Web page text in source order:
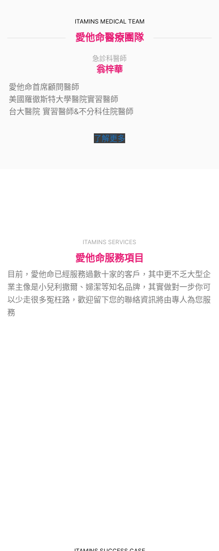
ITAMINS MEDICAL TEAM
愛他命醫療團隊
急診科醫師
翁梓華
愛他命首席顧問醫師
美國羅徹斯特大學醫院實習醫師
台大醫院 實習醫師&不分科住院醫師
了解更多
ITAMINS SERVICES
愛他命服務項目
目前，愛他命已經服務過數十家的客戶，其中更不乏大型企
業主像是小兒利撒爾、婦潔等知名品牌，其實做對一步你可
以少走很多冤枉路，歡迎留下您的聯絡資訊將由專人為您服
務